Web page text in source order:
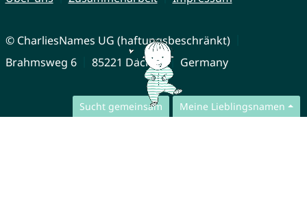
Sucht gemeinsam Meine Lieblingsnamen
© CharliesNames UG (haftungsbeschränkt)
Brahmsweg 6
85221 Dachau Germany